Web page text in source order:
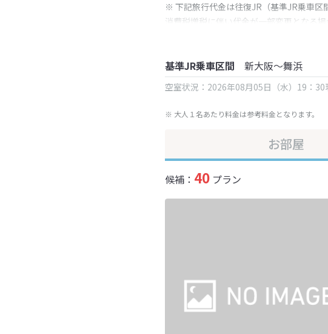
※ 下記旅行代金は往復JR（基準JR乗車区
消費税増税に伴い代金が一部変更となる場
※ 表示されている旅行代金・プラン内容
基準JR乗車区間 新大阪～舞浜
空室状況：2026年08月05日（水）19：30
※ 大人１名あたり料金は参考料金となります。
お部屋
候補： 40 プラン